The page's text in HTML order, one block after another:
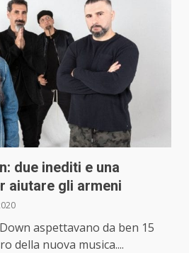
due inediti e una
aiutare gli armeni
aspettavano da ben 15
della nuova musica....